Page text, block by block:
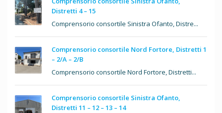
Distretti 4 – 15
Comprensorio consortile Sinistra Ofanto, Distre...
Comprensorio consortile Nord Fortore, Distretti 1
– 2/A – 2/B
Comprensorio consortile Nord Fortore, Distretti...
Comprensorio consortile Sinistra Ofanto,
Distretti 11 – 12 – 13 – 14